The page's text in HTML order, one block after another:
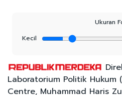
Ukuran
Kecil
Laboratorium Politik Hukum
Centre, Muhammad Haris